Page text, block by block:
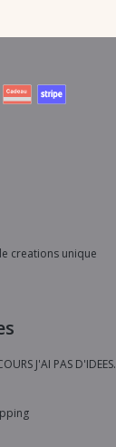
creations unique
J'AI PAS D'IDEES.